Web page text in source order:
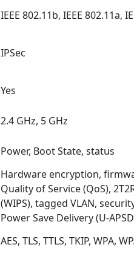
IEEE 802.11b, IEEE 802.11a,
IPSec
Yes
2.4 GHz, 5 GHz
Power, Boot State, status
Hardware encryption,
Quality of Service (QoS),
(WIPS), tagged VLAN,
Power Save Delivery (U-
AES, TLS, TTLS, TKIP, WPA,